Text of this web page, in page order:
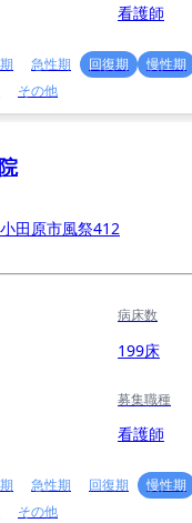
看護師
急性期 回復期 慢性期
その他
田原市風祭412
病床数
199床
募集職種
看護師
急性期 回復期 慢性期
その他